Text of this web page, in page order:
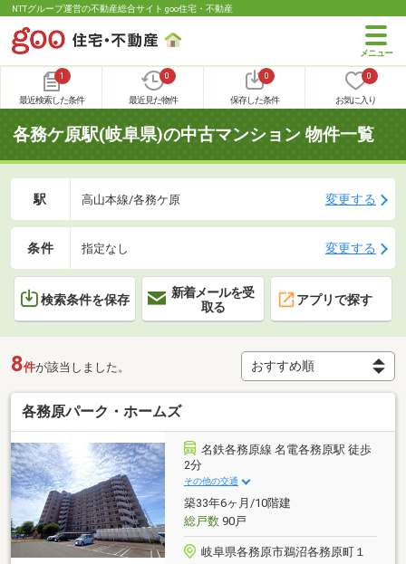
NTTグループ運営の不動産総合サイト goo住宅・不動産
1
最近検索した条件
0
最近見た物件
0
保存した条件
0
お気に入り
各務ケ原駅(岐阜県)の中古マンション 物件一覧
駅 高山本線/各務ケ原 変更する
条件 指定なし 変更する
検索条件を保存
新着メールを受
取る
アプリで探す
8件が該当しました。
各務原パーク・ホームズ
名鉄各務原線 名電各務原駅 徒歩
2分
その他の交通
築33年6ヶ月/10階建
総戸数90戸
岐阜県各務原市鵜沼各務原町１